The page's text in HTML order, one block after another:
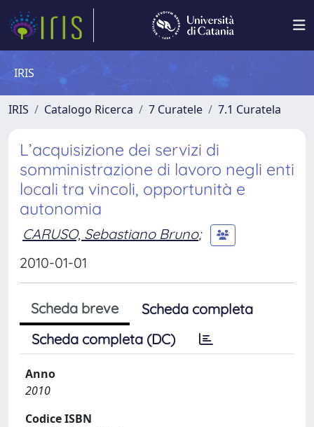
IRIS
IRIS Catalogo Ricerca 7 Curatele 7.1 Curatela
L’acquisizione dei servizi di
somministrazione di lavoro negli enti
locali tra vincoli, opportunità e
autonomia
CARUSO, Sebastiano Bruno;
2010-01-01
Scheda breve
Scheda completa
Scheda completa (DC)
Anno
2010
Codice ISBN